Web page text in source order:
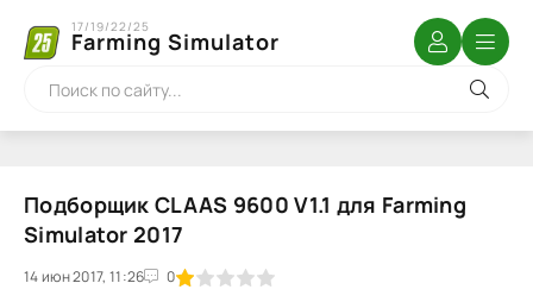
Farming Simulator
17/19/22/25
Подборщик CLAAS 9600 V1.1 для Farming
Simulator 2017
14 июн 2017, 11:26 0
1 2 3 4 5